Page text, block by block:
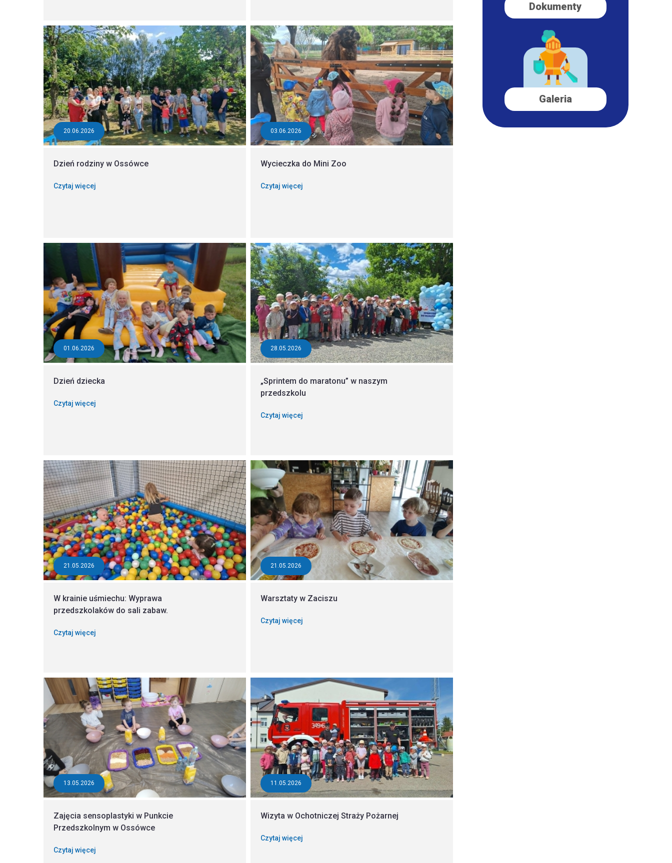
20.06.2026
Dzień rodziny w Ossówce
Czytaj więcej
03.06.2026
Wycieczka do Mini Zoo
Czytaj więcej
01.06.2026
Dzień dziecka
Czytaj więcej
28.05.2026
„Sprintem do maratonu” w naszym
przedszkolu
Czytaj więcej
21.05.2026
W krainie uśmiechu: Wyprawa
przedszkolaków do sali zabaw.
Czytaj więcej
21.05.2026
Warsztaty w Zaciszu
Czytaj więcej
13.05.2026
Zajęcia sensoplastyki w Punkcie
Przedszkolnym w Ossówce
Czytaj więcej
11.05.2026
Wizyta w Ochotniczej Straży Pożarnej
Czytaj więcej
Dokumenty
Galeria